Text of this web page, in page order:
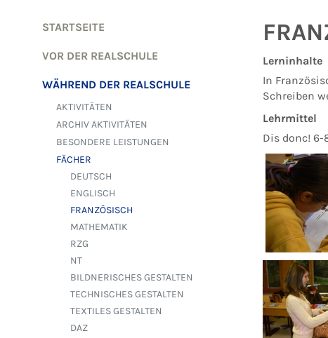
Lerninhalte
In
Schreiben
Lehrmittel
Dis donc! 6-
STARTSEITE
VOR DER REALSCHULE
WÄHREND DER REALSCHULE
AKTIVITÄTEN
ARCHIV AKTIVITÄTEN
BESONDERE LEISTUNGEN
FÄCHER
DEUTSCH
ENGLISCH
FRANZÖSISCH
MATHEMATIK
RZG
NT
BILDNERISCHES GESTALTEN
TECHNISCHES GESTALTEN
TEXTILES GESTALTEN
DAZ